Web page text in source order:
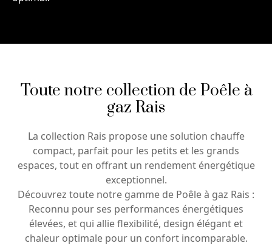
Toute notre collection de Poêle à
gaz Rais
La collection Rais propose une solution chauffe
compact, parfait pour les petits et les grands
espaces, tout en offrant un rendement énergétique
exceptionnel.
Découvrez toute notre gamme de Poêle à gaz Rais :
Reconnu pour ses performances énergétiques
élevées, et qui allie flexibilité, design élégant et
chaleur optimale pour un confort incomparable.